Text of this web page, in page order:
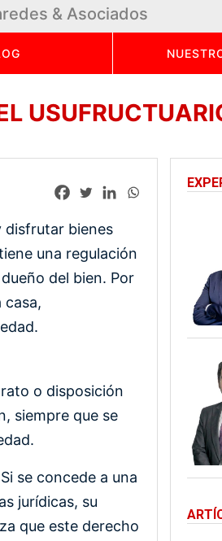
& Asociados
disfrutar bienes
una regulación
del bien. Por
casa,
o disposición
siempre que se
se concede a una
jurídicas, su
que este derecho